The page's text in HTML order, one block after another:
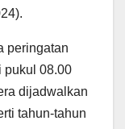
peringatan
pukul 08.00
dijadwalkan
tahun-tahun